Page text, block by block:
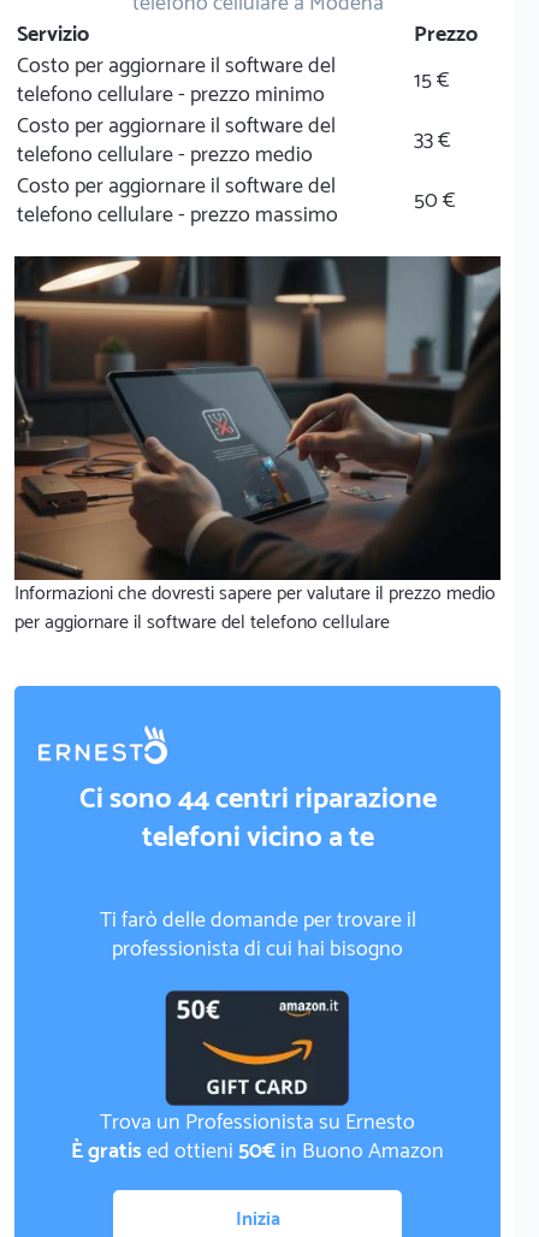
Servizio
Prezzo
Costo per aggiornare il software del
telefono cellulare - prezzo minimo
15 €
Costo per aggiornare il software del
telefono cellulare - prezzo medio
33 €
Costo per aggiornare il software del
telefono cellulare - prezzo massimo
50 €
Informazioni che dovresti sapere per valutare il prezzo medio
per aggiornare il software del telefono cellulare
Ci sono 44 centri riparazione
telefoni vicino a te
Ti farò delle domande per trovare il
professionista di cui hai bisogno
Trova un Professionista su Ernesto
È gratised ottieni50€in Buono Amazon
Inizia